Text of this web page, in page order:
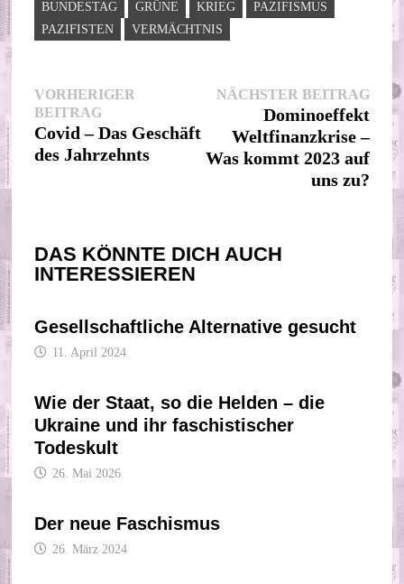
BUNDESTAG
GRÜNE KRIEG
PAZIFISMUS
PAZIFISTEN
VERMÄCHTNIS
Beitragsnavigation
VORHERIGER
BEITRAGVorheriger
Beitrag:
Covid – Das Geschäft
des Jahrzehnts
NÄCHSTER BEITRAG
Dominoeffekt
Weltfinanzkrise –
Was kommt 2023 auf
uns zu?
DAS KÖNNTE DICH AUCH
INTERESSIEREN
Gesellschaftliche Alternative gesucht
11. April 2024
Wie der Staat, so die Helden – die
Ukraine und ihr faschistischer
Todeskult
26. Mai 2026
Der neue Faschismus
26. März 2024